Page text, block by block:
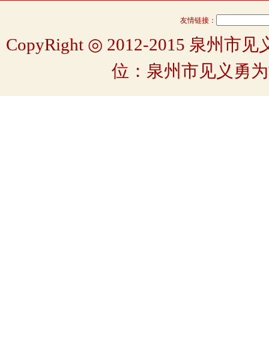
友情链接：
CopyRight ◎ 2012-2015 泉州市
位：泉州市见义勇